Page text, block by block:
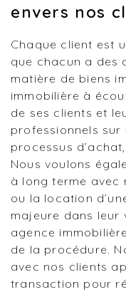
envers nos
Chaque client est
que chacun a des
matière de biens
immobilière à
de ses clients et
professionnels
processus
Nous voulons
à long terme avec
ou la location
majeure dans leur
agence
de la procédure.
avec nos clients
transaction pour